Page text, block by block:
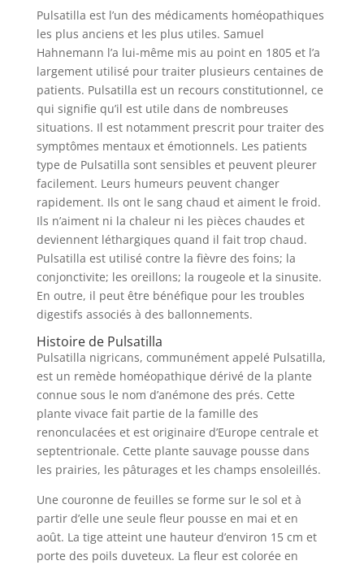
Pulsatilla est l’un des médicaments homéopathiques
les plus anciens et les plus utiles. Samuel
Hahnemann l’a lui-même mis au point en 1805 et l’a
largement utilisé pour traiter plusieurs centaines de
patients. Pulsatilla est un recours constitutionnel, ce
qui signifie qu’il est utile dans de nombreuses
situations. Il est notamment prescrit pour traiter des
symptômes mentaux et émotionnels. Les patients
type de Pulsatilla sont sensibles et peuvent pleurer
facilement. Leurs humeurs peuvent changer
rapidement. Ils ont le sang chaud et aiment le froid.
Ils n’aiment ni la chaleur ni les pièces chaudes et
deviennent léthargiques quand il fait trop chaud.
Pulsatilla est utilisé contre la fièvre des foins; la
conjonctivite; les oreillons; la rougeole et la sinusite.
En outre, il peut être bénéfique pour les troubles
digestifs associés à des ballonnements.
Histoire de Pulsatilla
Pulsatilla nigricans, communément appelé Pulsatilla,
est un remède homéopathique dérivé de la plante
connue sous le nom d’anémone des prés. Cette
plante vivace fait partie de la famille des
renonculacées et est originaire d’Europe centrale et
septentrionale. Cette plante sauvage pousse dans
les prairies, les pâturages et les champs ensoleillés.
Une couronne de feuilles se forme sur le sol et à
partir d’elle une seule fleur pousse en mai et en
août. La tige atteint une hauteur d’environ 15 cm et
porte des poils duveteux. La fleur est colorée en